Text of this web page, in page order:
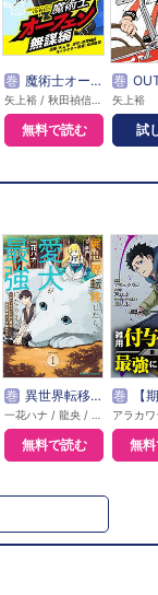
巻 魔術士オーフェン無謀編【単話】
無料で読む
巻 OUTLAW
矢上裕
試
巻 異世界転移したら愛犬が最強になりました ～シルバーフェンリルと俺が異世界暮らしを始めたら～ THE COMIC
無料で読む
巻 【期間限定無料】雑
無